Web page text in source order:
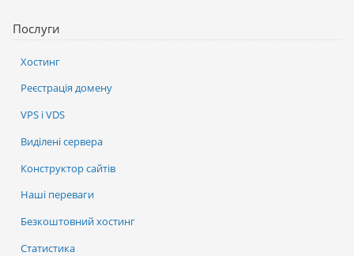
Послуги
Хостинг
Реєстрація домену
VPS і VDS
Виділені сервера
Конструктор сайтів
Наші переваги
Безкоштовний хостинг
Статистика